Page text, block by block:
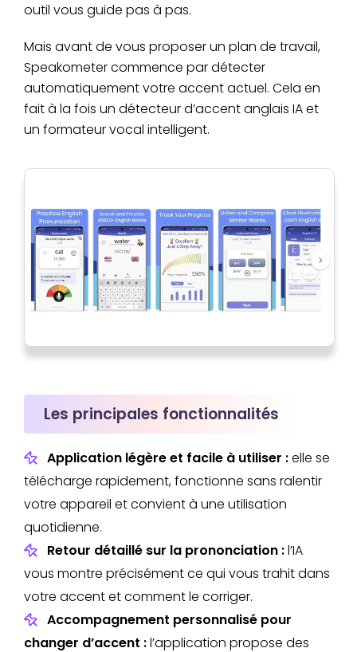
outil vous guide pas à pas.
Mais avant de vous proposer un plan de travail,
Speakometer commence par détecter
automatiquement votre accent actuel. Cela en
fait à la fois un détecteur d’accent anglais IA et
un formateur vocal intelligent.
Les principales fonctionnalités
Application légère et facile à utiliser :elle se
télécharge rapidement, fonctionne sans ralentir
votre appareil et convient à une utilisation
quotidienne.
Retour détaillé sur la prononciation :l’IA
vous montre précisément ce qui vous trahit dans
votre accent et comment le corriger.
Accompagnement personnalisé pour
changer d’accent :l’application propose des